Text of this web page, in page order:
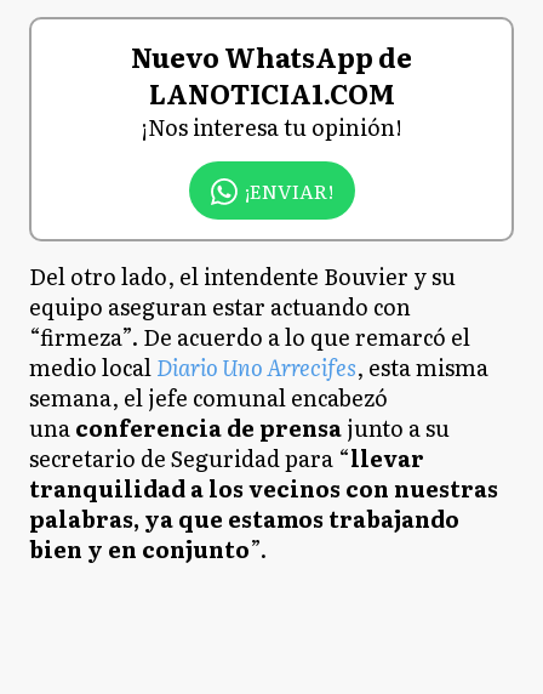
Nuevo WhatsApp de
LANOTICIA1.COM
¡Nos interesa tu opinión!
¡ENVIAR!
Del otro lado, el intendente Bouvier y su
equipo aseguran estar actuando con
“firmeza”. De acuerdo a lo que remarcó el
medio localDiario Uno Arrecifes, esta misma
semana, el jefe comunal encabezó
unaconferencia de prensajunto a su
secretario de Seguridad para “llevar
tranquilidad a los vecinos con nuestras
palabras, ya que estamos trabajando
bien y en conjunto”.